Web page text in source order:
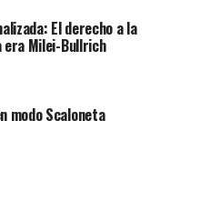
El derecho a la
Milei-Bullrich
modo Scaloneta